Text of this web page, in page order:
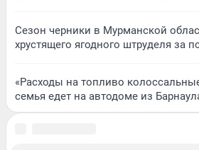
Сезон черники в Мурманской
хрустящего ягодного штруделя за
«Расходы на топливо
семья едет на автодоме из